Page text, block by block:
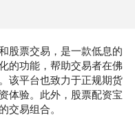
股票交易，是一款低息的
的功能，帮助交易者在佛
该平台也致力于正规期货
体验。此外，股票配资宝
易组合。